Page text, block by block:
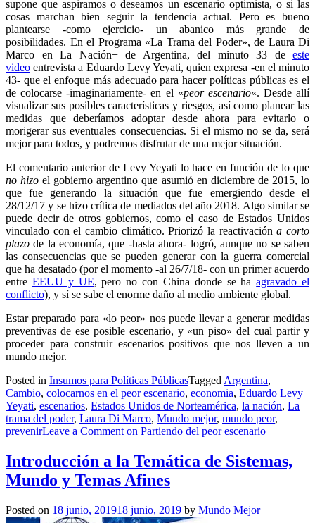
supone que aspiramos o deseamos un escenario optimista, o si las
cosas marchan bien seguir la tendencia actual. Pero es bueno
plantearse -como ejercicio- un abanico más grande de
posibilidades. En el Programa «La Trama del Poder», de Laura Di
Marco en La Nación+ de Argentina, del minuto 33 de este
video entrevista a Eduardo Levy Yeyati, quien expresa -en el minuto
43- que el enfoque más adecuado para hacer políticas públicas es el
de colocarse -imaginariamente- en el «peor escenario«. Desde allí
visualizar sus posibles características y riesgos, así como planear las
medidas que deberíamos adoptar desde ahora para evitarlo o
morigerar sus eventuales consecuencias. Si el mismo no se da, será
mejor para todos, y podremos disfrutar de una mejor situación.
El comentario anterior de Levy Yeyati lo hace en función de lo que
no hizo el gobierno argentino que asumió en diciembre de 2015, lo
que fue generando la situación que fue emergiendo desde el
28/12/17 y se hizo crítica de mediados del año 2018. Algo similar se
puede decir de otros gobiernos, como el caso de Estados Unidos
vinculado con el cambio climático. Priorizó la reactivacióna corto
plazode la economía, que -hasta ahora- logró, aunque no se saben
las consecuencias que se pueden generar con la guerra comercial
que ha desatado (por el momento -al 26/7/18- con un primer acuerdo
entre EEUU y UE, pero no con China donde se haagravado el
conflicto), y sí se sabe el enorme daño al medio ambiente global.
Estar preparado para «lo peor» nos puede llevar a generar medidas
preventivas de ese posible escenario, y «un piso» del cual partir y
proceder para construir escenarios positivos que nos lleven a un
mundo mejor.
Posted in Insumos para Políticas PúblicasTagged Argentina,
Cambio, colocarnos en el peor escenario, economia, Eduardo Levy
Yeyati, escenarios, Estados Unidos de Norteamérica, la nación, La
trama del poder, Laura Di Marco, Mundo mejor, mundo peor,
prevenirLeave a Comment on Partiendo del peor escenario
Introducción a la Temática de Sistemas,
Mundo y Temas Afines
Posted on 18 junio, 201918 junio, 2019 by Mundo Mejor